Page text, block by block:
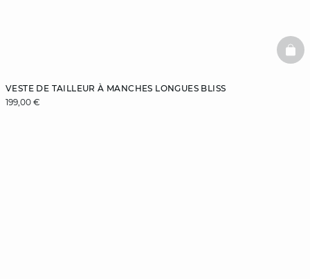
VESTE DE TAILLEUR À MANCHES LONGUES BLISS
199,00 €